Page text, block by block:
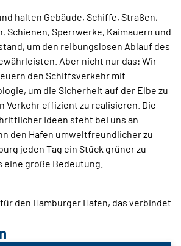
halten Gebäude, Schiffe, Straßen,
Schienen, Sperrwerke, Kaimauern und
um den reibungslosen Ablauf des
Aber nicht nur das: Wir
den Schiffsverkehr mit
um die Sicherheit auf der Elbe zu
Verkehr effizient zu realisieren. Die
Ideen steht bei uns an
den Hafen umweltfreundlicher zu
jeden Tag ein Stück grüner zu
eine große Bedeutung.
den Hamburger Hafen, das verbindet